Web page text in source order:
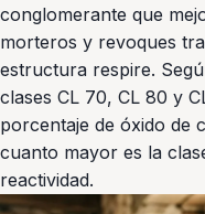
conglomerante que
morteros y revoques
estructura respire.
clases CL 70, CL 80 y
porcentaje de óxido de
cuanto mayor es la
reactividad.